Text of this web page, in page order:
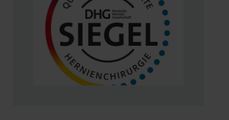
Qualitätsgesicherte Hernienchirurgie
Zum Netzwerk